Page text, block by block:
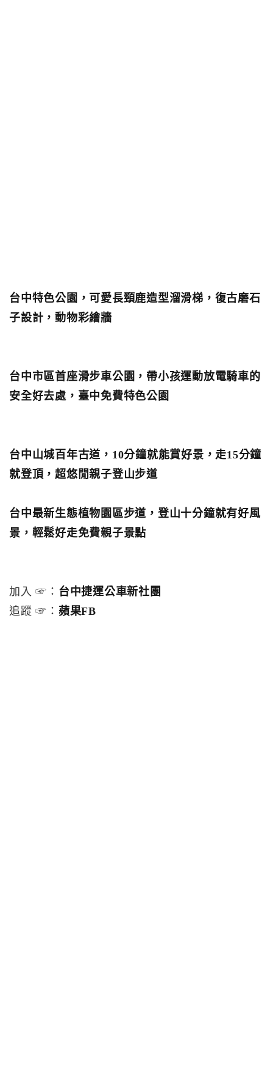
台中特色公園，可愛長頸鹿造型溜滑梯，復古磨石
子設計，動物彩繪牆
台中市區首座滑步車公園，帶小孩運動放電騎車的
安全好去處，臺中免費特色公園
台中山城百年古道，10分鐘就能賞好景，走15分鐘
就登頂，超悠閒親子登山步道
台中最新生態植物園區步道，登山十分鐘就有好風
景，輕鬆好走免費親子景點
加入 ☞： 台中捷運公車新社團
追蹤 ☞： 蘋果FB